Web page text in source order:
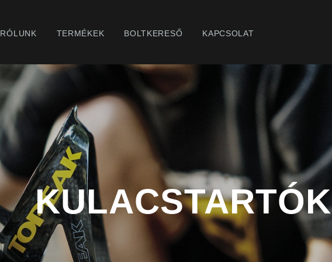
RÓLUNK TERMÉKEK BOLTKERESŐ KAPCSOLAT
KULACSTARTÓK